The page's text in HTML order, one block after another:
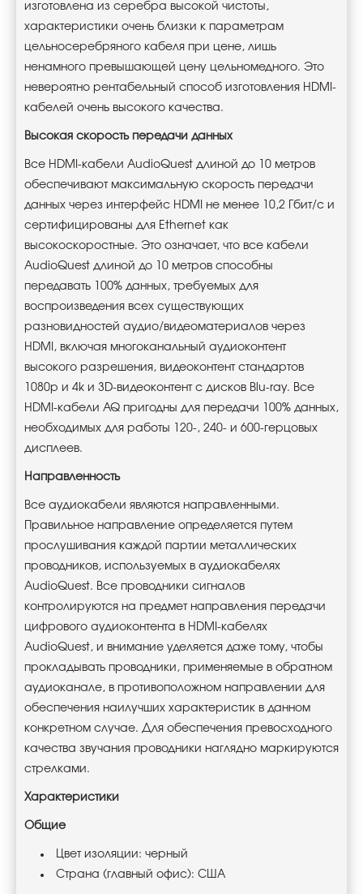
изготовлена из серебра высокой чистоты,
характеристики очень близки к параметрам
цельносеребряного кабеля при цене, лишь
ненамного превышающей цену цельномедного. Это
невероятно рентабельный способ изготовления HDMI-
кабелей очень высокого качества.
Высокая скорость передачи данных
Все HDMI-кабели AudioQuest длиной до 10 метров
обеспечивают максимальную скорость передачи
данных через интерфейс HDMI не менее 10,2 Гбит/с и
сертифицированы для Ethernet как
высокоскоростные. Это означает, что все кабели
AudioQuest длиной до 10 метров способны
передавать 100% данных, требуемых для
воспроизведения всех существующих
разновидностей аудио/видеоматериалов через
HDMI, включая многоканальный аудиоконтент
высокого разрешения, видеоконтент стандартов
1080p и 4k и 3D-видеоконтент с дисков Blu-ray. Все
HDMI-кабели AQ пригодны для передачи 100% данных,
необходимых для работы 120-, 240- и 600-герцовых
дисплеев.
Направленность
Все аудиокабели являются направленными.
Правильное направление определяется путем
прослушивания каждой партии металлических
проводников, используемых в аудиокабелях
AudioQuest. Все проводники сигналов
контролируются на предмет направления передачи
цифрового аудиоконтента в HDMI-кабелях
AudioQuest, и внимание уделяется даже тому, чтобы
прокладывать проводники, применяемые в обратном
аудиоканале, в противоположном направлении для
обеспечения наилучших характеристик в данном
конкретном случае. Для обеспечения превосходного
качества звучания проводники наглядно маркируются
стрелками.
Характеристики
Общие
Цвет изоляции: черный
Страна (главный офис): США